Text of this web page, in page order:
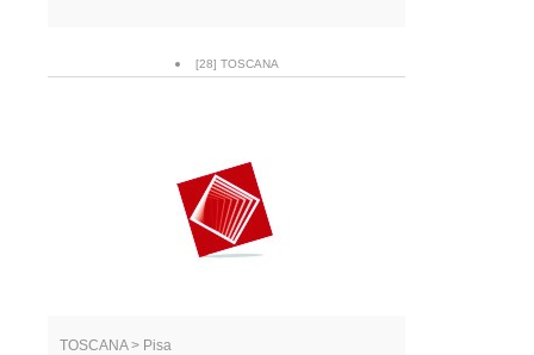
[28] TOSCANA
TOSCANA > Pisa